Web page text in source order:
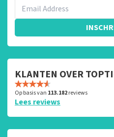
KLANTEN OVER
Op basis van 113.182reviews
Lees reviews